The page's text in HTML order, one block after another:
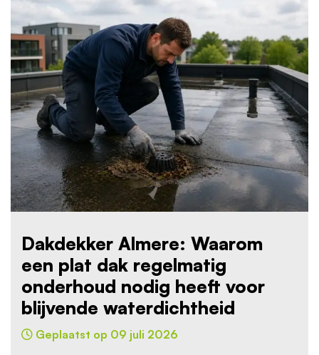
Dakdekker Almere: Waarom
een plat dak regelmatig
onderhoud nodig heeft voor
blijvende waterdichtheid
Geplaatst op 09 juli 2026